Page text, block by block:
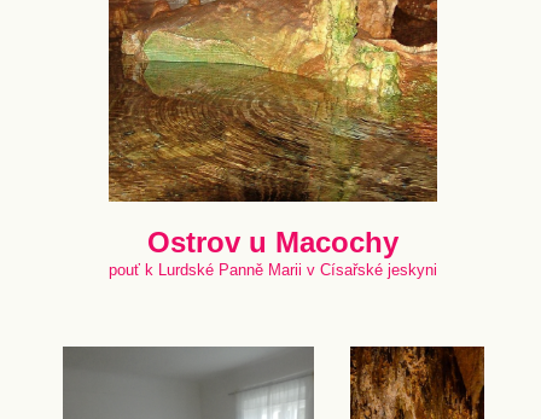
Ostrov u Macochy
pouť k Lurdské Panně Marii v Císařské jeskyni